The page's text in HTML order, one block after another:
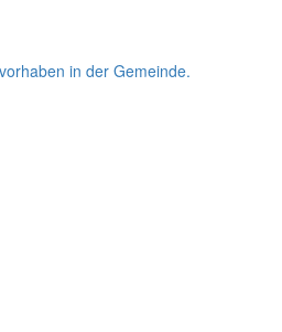
in der Gemeinde.